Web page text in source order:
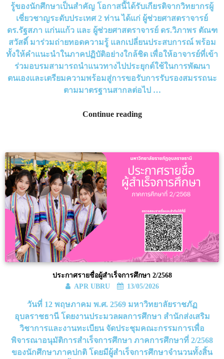
รู้ของนักศึกษาเป็นสำคัญ โอกาสนี้ได้รับเกียรติจากวิทยากรผู้
เชี่ยวชาญระดับประเทศ 2 ท่าน ได้แก่ ผู้ช่วยศาสตราจารย์
ดร.รัฐสภา แก่นแก้ว และ ผู้ช่วยศาสตราจารย์ ดร.วิภาพร ตัณฑ
สวัสดิ์ มาร่วมถ่ายทอดความรู้ แลกเปลี่ยนประสบการณ์ พร้อม
ทั้งให้คำแนะนำในภาคปฏิบัติอย่างใกล้ชิด เพื่อให้อาจารย์ที่เข้า
ร่วมอบรมสามารถนำแนวทางไปประยุกต์ใช้ในการพัฒนา
ตนเองและเตรียมความพร้อมสู่การขอรับการรับรองสมรรถนะ
ตามมาตรฐานสากลต่อไป …
Continue reading
ประกาศรายชื่อผู้สำเร็จการศึกษา 2/2568
APR UBRU
13/05/2026
วันที่ 12 พฤษภาคม พ.ศ. 2569 มหาวิทยาลัยราชภัฏ
อุบลราชธานี โดยงานประมวลผลการศึกษา สำนักส่งเสริม
วิชาการและงานทะเบียน จัดประชุมคณะกรรมการเพื่อ
พิจารณาอนุมัติการสำเร็จการศึกษา ภาคการศึกษาที่ 2/2568
ของนักศึกษาภาคปกติ โดยมีผู้สำเร็จการศึกษาจำนวนทั้งสิ้น